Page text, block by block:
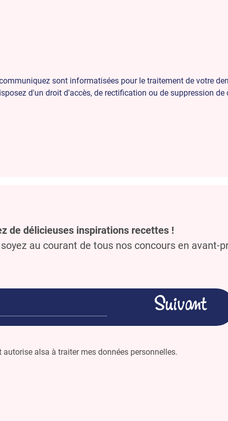
sont informatisées pour le traitement de votre
d'un droit d'accès, de rectification ou de suppression de
de délicieuses inspirations recettes !
au courant de tous nos concours en avant-
autorise alsa à traiter mes données personnelles.